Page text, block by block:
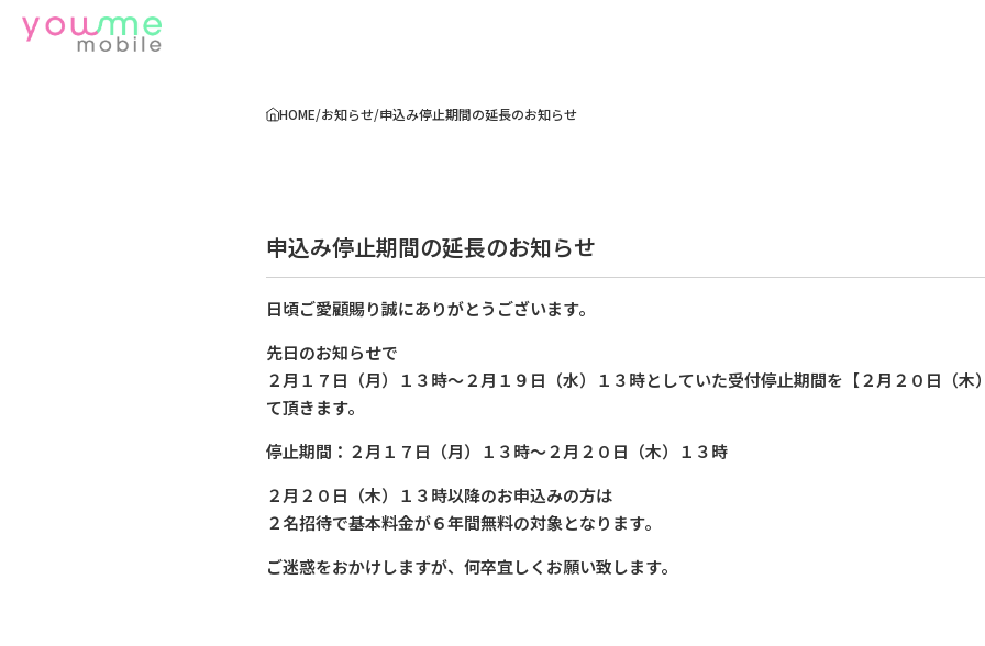
HOME/お知らせ/申込み停止期間の延長のお知らせ
申込み停止期間の延長のお知らせ
日頃ご愛顧賜り誠にありがとうございます。
先日のお知らせで
２月１７日（月）１３時〜２月１９日（水）１３時としていた受付停止期間を【２月２０日（
て頂きます。
停止期間：２月１７日（月）１３時〜２月２０日（木）１３時
２月２０日（木）１３時以降のお申込みの方は
２名招待で基本料金が６年間無料の対象となります。
ご迷惑をおかけしますが、何卒宜しくお願い致します。